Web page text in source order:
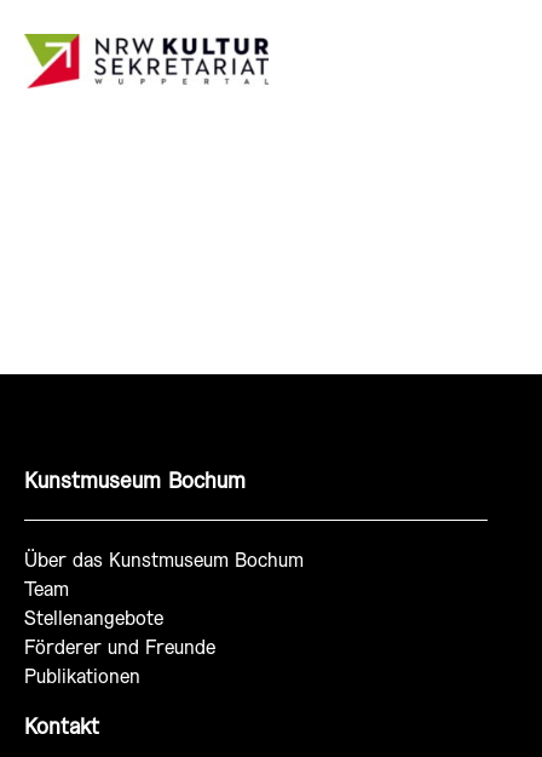
Kunstmuseum Bochum
Über das Kunstmuseum Bochum
Team
Stellenangebote
Förderer und Freunde
Publikationen
Kontakt